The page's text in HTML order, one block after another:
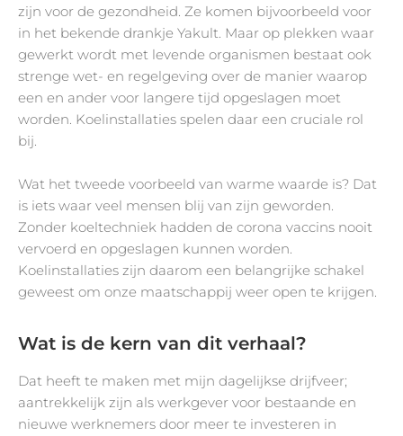
zijn voor de gezondheid. Ze komen bijvoorbeeld voor
in het bekende drankje Yakult. Maar op plekken waar
gewerkt wordt met levende organismen bestaat ook
strenge wet- en regelgeving over de manier waarop
een en ander voor langere tijd opgeslagen moet
worden. Koelinstallaties spelen daar een cruciale rol
bij.
Wat het tweede voorbeeld van warme waarde is? Dat
is iets waar veel mensen blij van zijn geworden.
Zonder koeltechniek hadden de corona vaccins nooit
vervoerd en opgeslagen kunnen worden.
Koelinstallaties zijn daarom een belangrijke schakel
geweest om onze maatschappij weer open te krijgen.
Wat is de kern van dit verhaal?
Dat heeft te maken met mijn dagelijkse drijfveer;
aantrekkelijk zijn als werkgever voor bestaande en
nieuwe werknemers door meer te investeren in